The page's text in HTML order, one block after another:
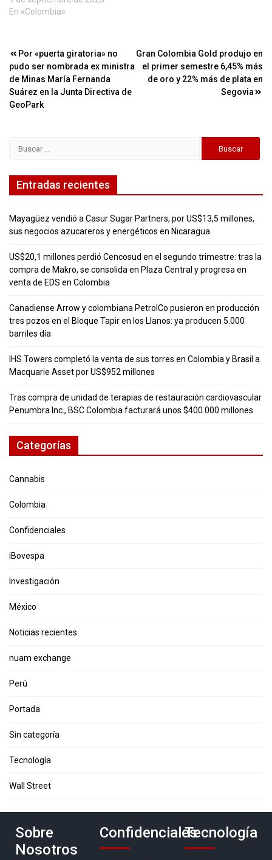
En «Colombia»
Navegación
de
entradas
Por «puerta giratoria» no
pudo ser nombrada ex ministra
de Minas María Fernanda
Suárez en la Junta Directiva de
GeoPark
Gran Colombia Gold produjo en
el primer semestre 6,45% más
de oro y 22% más de plata en
Segovia
Entradas recientes
Mayagüez vendió a Casur Sugar Partners, por US$13,5 millones,
sus negocios azucareros y energéticos en Nicaragua
US$20,1 millones perdió Cencosud en el segundo trimestre: tras la
compra de Makro, se consolida en Plaza Central y progresa en
venta de EDS en Colombia
Canadiense Arrow y colombiana PetrolCo pusieron en producción
tres pozos en el Bloque Tapir en los Llanos: ya producen 5.000
barriles día
IHS Towers completó la venta de sus torres en Colombia y Brasil a
Macquarie Asset por US$952 millones
Tras compra de unidad de terapias de restauración cardiovascular
Penumbra Inc., BSC Colombia facturará unos $400.000 millones
Categorías
Cannabis
Colombia
Confidenciales
iBovespa
Investigación
México
Noticias recientes
nuam exchange
Perú
Portada
Sin categoría
Tecnología
Wall Street
Sobre
Nosotros
ConfidencialesTecnología